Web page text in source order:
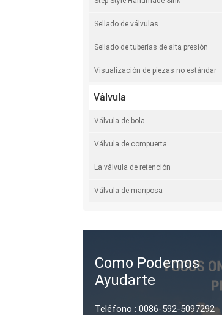
Sellado de válvulas
Sellado de tuberías de alta presión
Visualización de piezas no estándar
Válvula
Válvula de bola
Válvula de compuerta
La válvula de retención
Válvula de mariposa
Como Podemos
Ayudarte
Teléfono : 0086-592-5097292